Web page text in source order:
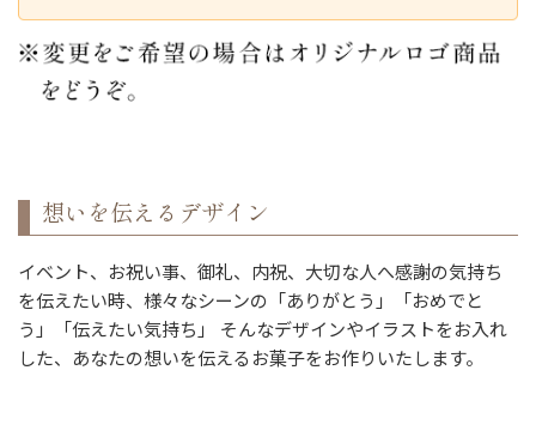
想いを伝えるデザイン
イベント、お祝い事、御礼、内祝、大切な人へ感謝の気持ち
を伝えたい時、様々なシーンの「ありがとう」「おめでと
う」「伝えたい気持ち」 そんなデザインやイラストをお入れ
した、あなたの想いを伝えるお菓子をお作りいたします。